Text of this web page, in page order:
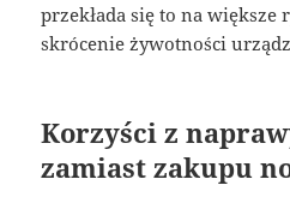
przekłada się to na większe
skrócenie żywotności
Korzyści z
zamiast zakupu